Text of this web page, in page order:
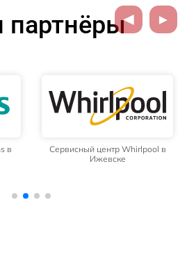
в
Сервисный центр Whirlpool в
Ижевске